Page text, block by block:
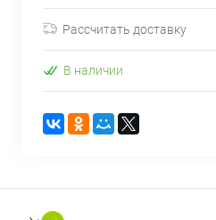
Рассчитать доставку
В наличии